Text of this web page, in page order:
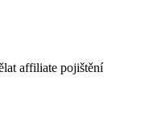
affiliate pojištění